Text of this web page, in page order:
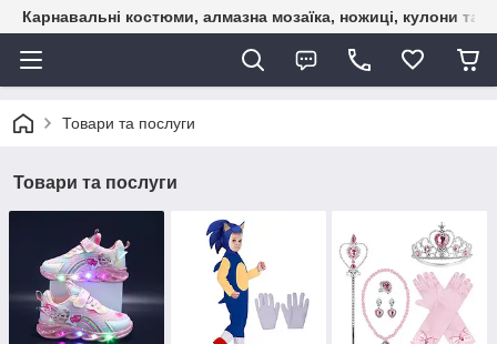
Карнавальні костюми, алмазна мозаїка, ножиці, кулони та
Товари та послуги
Товари та послуги